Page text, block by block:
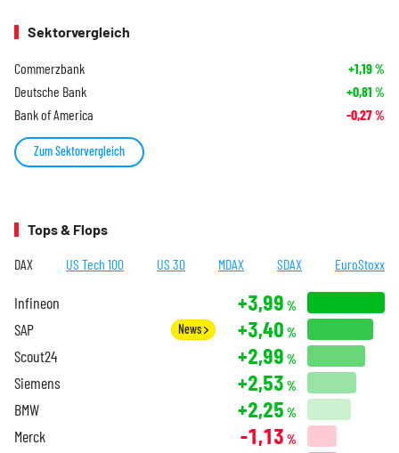
Sektorvergleich
Commerzbank +1,19%
Deutsche Bank +0,81 %
Bank of America -0,27%
Zum Sektorvergleich
Tops & Flops
DAX US Tech 100 US 30 MDAX SDAX EuroStoxx
Infineon +3,99 %
SAP News +3,40 %
Scout24 +2,99 %
Siemens +2,53 %
BMW +2,25 %
Merck -1,13 %